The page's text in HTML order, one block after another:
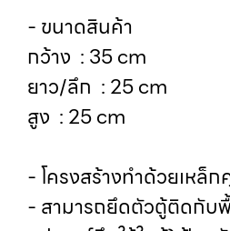
- ขนาดสินค้า
กว้าง : 35 cm
ยาว/ลึก : 25 cm
สูง : 25 cm
- โครงสร้างทำด้วยเหล็
- สามารถยึดตัวตู้ติดกับ